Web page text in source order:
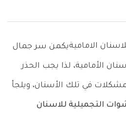
يكمن سر جمال
الأمامية، لذا يجب الحذر
في تلك الأسنان، ويلجأ
التجميلية للاسنان